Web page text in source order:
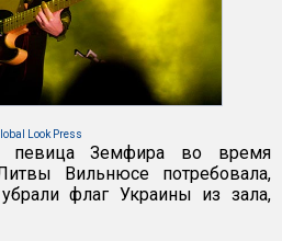
Look Press
певица Земфира во время
Вильнюсе потребовала,
флаг Украины из зала,